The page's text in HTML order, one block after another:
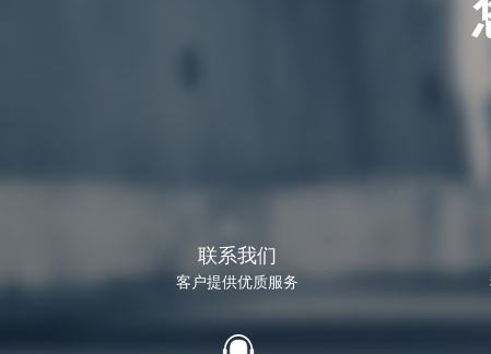
联系我们
客户提供优质服务